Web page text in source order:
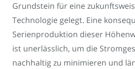
Grundstein für eine
Technologie gelegt. Eine
Serienproduktion dieser
ist unerlässlich, um die
nachhaltig zu minimieren und